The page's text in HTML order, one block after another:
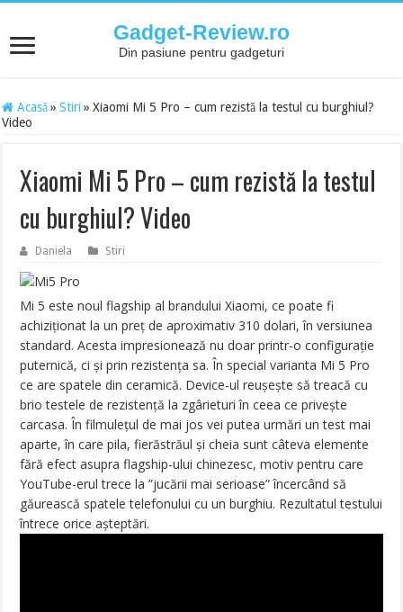
Gadget-Review.ro
Din pasiune pentru gadgeturi
Acasă » Stiri » Xiaomi Mi 5 Pro – cum rezistă la testul cu burghiul?
Video
Xiaomi Mi 5 Pro – cum rezistă la testul
cu burghiul? Video
Daniela Stiri
Mi 5 este noul flagship al brandului Xiaomi, ce poate fi
achiziționat la un preț de aproximativ 310 dolari, în versiunea
standard. Acesta impresionează nu doar printr-o configurație
puternică, ci și prin rezistența sa. În special varianta Mi 5 Pro
ce are spatele din ceramică. Device-ul reușește să treacă cu
brio testele de rezistență la zgârieturi în ceea ce privește
carcasa. În filmulețul de mai jos vei putea urmări un test mai
aparte, în care pila, fierăstrăul și cheia sunt câteva elemente
fără efect asupra flagship-ului chinezesc, motiv pentru care
YouTube-erul trece la ”jucării mai serioase” încercând să
găurească spatele telefonului cu un burghiu. Rezultatul testului
întrece orice așteptări.